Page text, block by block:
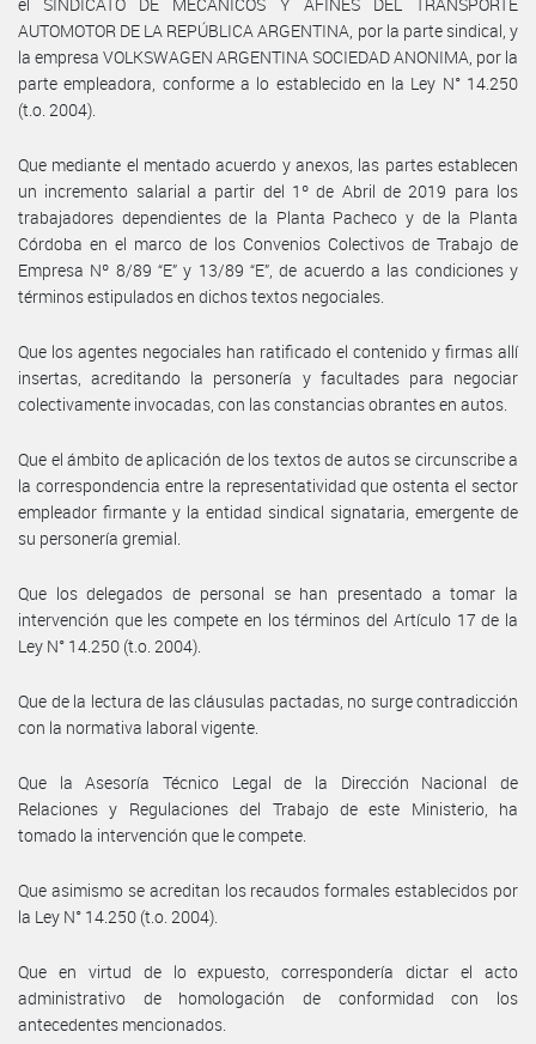
AUTOMOTOR DE LA REPÚBLICA ARGENTINA, por la parte sindical, y
la empresa VOLKSWAGEN ARGENTINA SOCIEDAD ANONIMA, por la
parte empleadora, conforme a lo establecido en la Ley N° 14.250
(t.o. 2004).
Que mediante el mentado acuerdo y anexos, las partes establecen
un incremento salarial a partir del 1º de Abril de 2019 para los
trabajadores dependientes de la Planta Pacheco y de la Planta
Córdoba en el marco de los Convenios Colectivos de Trabajo de
Empresa Nº 8/89 “E” y 13/89 “E”, de acuerdo a las condiciones y
términos estipulados en dichos textos negociales.
Que los agentes negociales han ratificado el contenido y firmas allí
insertas, acreditando la personería y facultades para negociar
colectivamente invocadas, con las constancias obrantes en autos.
Que el ámbito de aplicación de los textos de autos se circunscribe a
la correspondencia entre la representatividad que ostenta el sector
empleador firmante y la entidad sindical signataria, emergente de
su personería gremial.
Que los delegados de personal se han presentado a tomar la
intervención que les compete en los términos del Artículo 17 de la
Ley N° 14.250 (t.o. 2004).
Que de la lectura de las cláusulas pactadas, no surge contradicción
con la normativa laboral vigente.
Que la Asesoría Técnico Legal de la Dirección Nacional de
Relaciones y Regulaciones del Trabajo de este Ministerio, ha
tomado la intervención que le compete.
Que asimismo se acreditan los recaudos formales establecidos por
la Ley N° 14.250 (t.o. 2004).
Que en virtud de lo expuesto, correspondería dictar el acto
administrativo de homologación de conformidad con los
antecedentes mencionados.